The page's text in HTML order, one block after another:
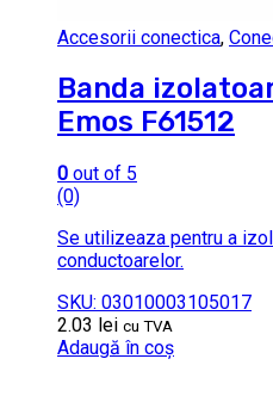
Accesorii conectica,
Banda
Emos F61512
0 out of 5
(0)
Se utilizeaza pentru a
conductoarelor.
SKU: 03010003105017
2.03 lei cu TVA
Adaugă în coș